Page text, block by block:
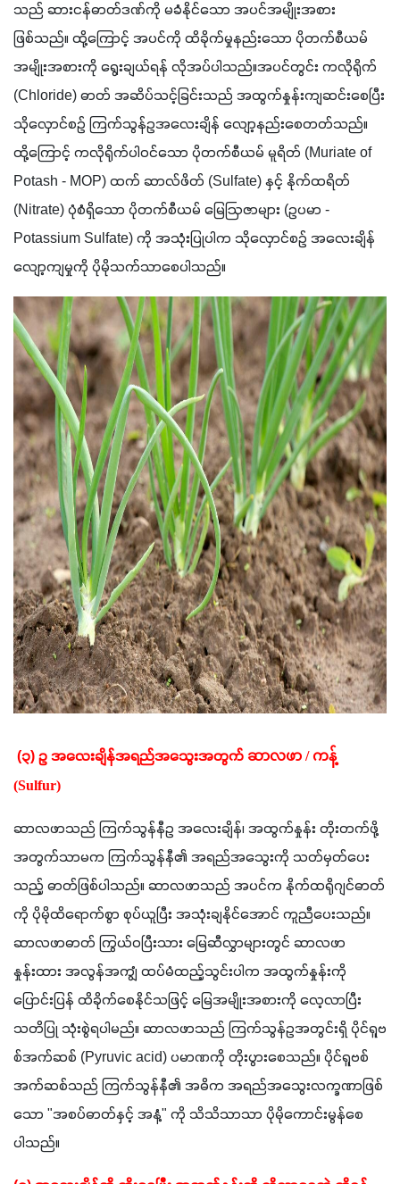
သည် ဆားငန်ဓာတ်ဒဏ်ကို မခံနိုင်သော အပင်အမျိုးအစား
ဖြစ်သည်။ ထို့ကြောင့် အပင်ကို ထိခိုက်မှုနည်းသော ပိုတက်စီယမ်
အမျိုးအစားကို ရွေးချယ်ရန် လိုအပ်ပါသည်။အပင်တွင်း ကလိုရိုက်
(Chloride) ဓာတ် အဆိပ်သင့်ခြင်းသည် အထွက်နှုန်းကျဆင်းစေပြီး
သိုလှောင်စဉ် ကြက်သွန်ဥအလေးချိန် လျော့နည်းစေတတ်သည်။
ထို့ကြောင့် ကလိုရိုက်ပါဝင်သော ပိုတက်စီယမ် မူရိတ် (Muriate of
Potash - MOP) ထက် ဆာလ်ဖိတ် (Sulfate) နှင့် နိုက်ထရိတ်
(Nitrate) ပုံစံရှိသော ပိုတက်စီယမ် မြေဩဇာများ (ဥပမာ -
Potassium Sulfate) ကို အသုံးပြုပါက သိုလှောင်စဉ် အလေးချိန်
လျော့ကျမှုကို ပိုမိုသက်သာစေပါသည်။
(၃) ဥ အလေးချိန်အရည်အသွေးအတွက် ဆာလဖာ / ကန့်
(Sulfur)
ဆာလဖာသည် ကြက်သွန်နီဥ အလေးချိန်၊ အထွက်နှုန်း တိုးတက်ဖို့
အတွက်သာမက ကြက်သွန်နီ၏ အရည်အသွေးကို သတ်မှတ်ပေး
သည့် ဓာတ်ဖြစ်ပါသည်။ ဆာလဖာသည် အပင်က နိုက်ထရိုဂျင်ဓာတ်
ကို ပိုမိုထိရောက်စွာ စုပ်ယူပြီး အသုံးချနိုင်အောင် ကူညီပေးသည်။
ဆာလဖာဓာတ် ကြွယ်ဝပြီးသား မြေဆီလွှာများတွင် ဆာလဖာ
နှုန်းထား အလွန်အကျွံ ထပ်မံထည့်သွင်းပါက အထွက်နှုန်းကို
ပြောင်းပြန် ထိခိုက်စေနိုင်သဖြင့် မြေအမျိုးအစားကို လေ့လာပြီး
သတိပြု သုံးစွဲရပါမည်။ ဆာလဖာသည် ကြက်သွန်ဥအတွင်းရှိ ပိုင်ရူဗ
စ်အက်ဆစ် (Pyruvic acid) ပမာဏကို တိုးပွားစေသည်။ ပိုင်ရူဗစ်
အက်ဆစ်သည် ကြက်သွန်နီ၏ အဓိက အရည်အသွေးလက္ခဏာဖြစ်
သော "အစပ်ဓာတ်နှင့် အနံ့" ကို သိသိသာသာ ပိုမိုကောင်းမွန်စေ
ပါသည်။